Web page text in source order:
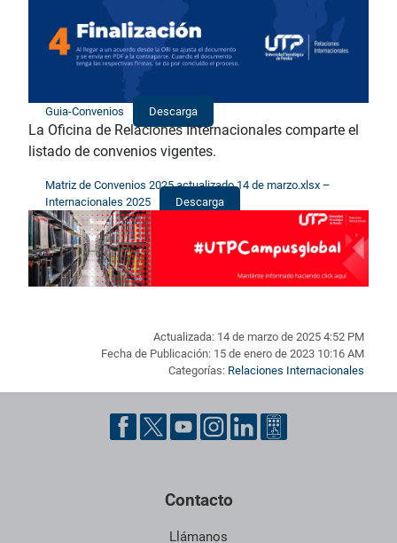
Guia-Convenios Descarga
La Oficina de Relaciones Internacionales comparte el
listado de convenios vigentes.
Matriz de Convenios 2025 actualizado 14 de marzo.xlsx –
Internacionales 2025
Descarga
Actualizada: 14 de marzo de 2025 4:52 PM
Fecha de Publicación: 15 de enero de 2023 10:16 AM
Categorías: Relaciones Internacionales
Pie de página con información de contacto, redes sociales y
Contacto
Llámanos